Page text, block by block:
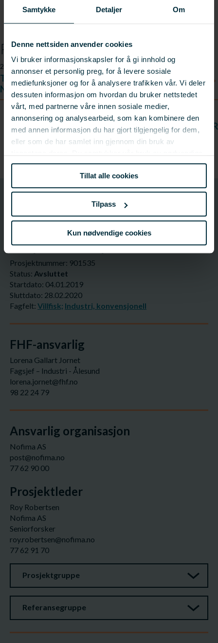
Samtykke Detaljer Om
Denne nettsiden anvender cookies
Vi bruker informasjonskapsler for å gi innhold og
annonser et personlig preg, for å levere sosiale
mediefunksjoner og for å analysere trafikken vår. Vi deler
dessuten informasjon om hvordan du bruker nettstedet
vårt, med partnerne våre innen sosiale medier,
annonsering og analysearbeid, som kan kombinere den
med annen informasjon du har gjort tilgjengelig for dem,
eller som de har samlet inn gjennom din bruk av
informasjonskapsler ved å bruke nettstedet vårt.
Tillat alle cookies
Tilpass
Kun nødvendige cookies
Prosjektnyheter
20.04.2020
Tørrfisk og saltfisk er selve livsnerven på Røst og i
Nordkapp
LES FLERE NYHETER
901535
Prosjektnummer
Prosjektinformasjon
Prosjektnummer: 901535
Status: Avsluttet
Startdato: 04.01.2019
Sluttdato: 28.02.2020
Fagfelt: Villfisk; Industri, konvensjonell
FHF-ansvarlig
Lorena Gallart Jornet
Fagsjef – Industri - Ålesund
lorena.jornet@fhf.no
98 22 24 79
Ansvarlig organisasjon
Nofima AS
post@nofima.no
77 62 90 00
Prosjektleder
Roy Robertsen
Nofima AS
Seniorforsker
roy.robertsen@nofima.no
77 62 91 70
Prosjektgruppe
Referansegruppe